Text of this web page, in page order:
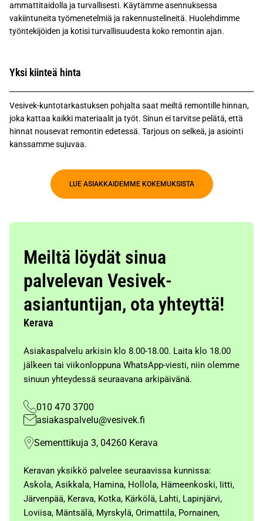
ammattitaidolla ja turvallisesti. Käytämme asennuksessa
vakiintuneita työmenetelmiä ja rakennustelineitä. Huolehdimme
työntekijöiden ja kotisi turvallisuudesta koko remontin ajan.
Yksi kiinteä hinta
Vesivek-kuntotarkastuksen pohjalta saat meiltä remontille hinnan,
joka kattaa kaikki materiaalit ja työt. Sinun ei tarvitse pelätä, että
hinnat nousevat remontin edetessä. Tarjous on selkeä, ja asiointi
kanssamme sujuvaa.
LUE ASIAKKAIDEMME KOKEMUKSISTA
Meiltä löydät sinua
palvelevan Vesivek-
asiantuntijan, ota yhteyttä!
Kerava
Asiakaspalvelu arkisin klo 8.00-18.00. Laita klo 18.00
jälkeen tai viikonloppuna WhatsApp-viesti, niin olemme
sinuun yhteydessä seuraavana arkipäivänä.
010 470 3700
asiakaspalvelu@vesivek.fi
Sementtikuja 3, 04260 Kerava
Keravan yksikkö palvelee seuraavissa kunnissa:
Askola, Asikkala, Hamina, Hollola, Hämeenkoski, Iitti,
Järvenpää, Kerava, Kotka, Kärkölä, Lahti, Lapinjärvi,
Loviisa, Mäntsälä, Myrskylä, Orimattila, Pornainen,